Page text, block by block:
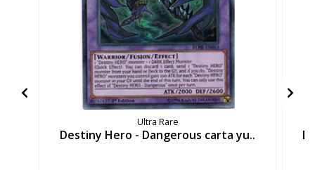
Ultra Rare
Destiny Hero - Dangerous carta yu..